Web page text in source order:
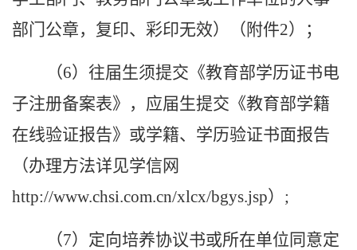
部门公章，复印、彩印无效）（附件2） ；
（6）往届生须提交《教育部学历证书电
子注册备案表》，应届生提交《教育部学籍
在线验证报告》或学籍、学历验证书面报告
（办理方法详见学信网
http://www.chsi.com.cn/xlcx/bgys.jsp） ;
（7）定向培养协议书或所在单位同意定